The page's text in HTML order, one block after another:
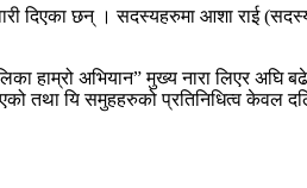
दिएका छन् । सदस्यहरुमा आशा राई
हाम्रो अभियान” मुख्य नारा लिएर
तथा यि समुहहरुको प्रतिनिधित्व केवल